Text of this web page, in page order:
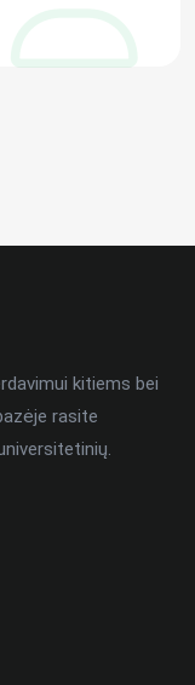
kitiems bei
rasite